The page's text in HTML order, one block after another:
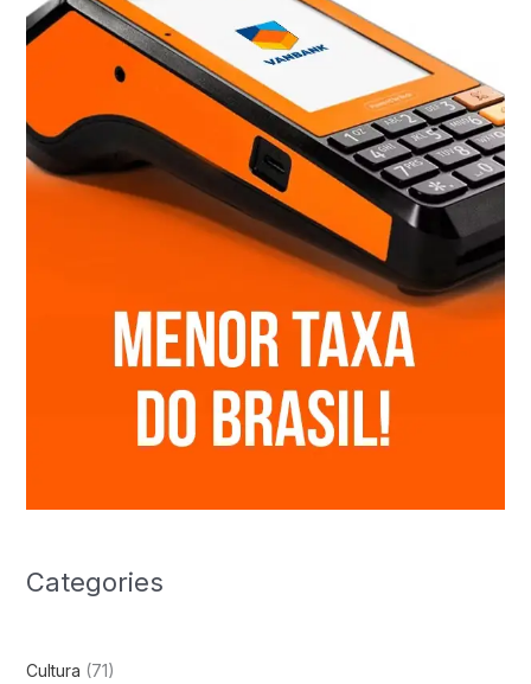
Categories
Cultura (71)